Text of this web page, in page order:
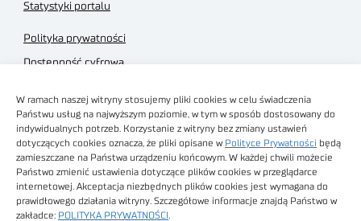
W ramach naszej witryny stosujemy pliki cookies w celu świadczenia
Państwu usług na najwyższym poziomie, w tym w sposób dostosowany do
indywidualnych potrzeb. Korzystanie z witryny bez zmiany ustawień
dotyczących cookies oznacza, że pliki opisane w Polityce Prywatności będą
zamieszczane na Państwa urządzeniu końcowym. W każdej chwili możecie
Państwo zmienić ustawienia dotyczące plików cookies w przeglądarce
internetowej. Akceptacja niezbędnych plików cookies jest wymagana do
prawidłowego działania witryny. Szczegółowe informacje znajdą Państwo w
zakładce: POLITYKA PRYWATNOŚCI
Statystyki portalu
Polityka prywatności
Dostępność cyfrowa
Regulamin sklepu
Obrazy stockowe
autorstwa